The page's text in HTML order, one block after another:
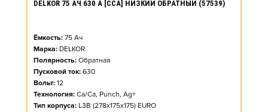
DELKOR 75 АЧ 630 А [CCA] НИЗКИЙ ОБРАТНЫЙ (57539)
Ёмкость: 75 Ач
Марка: DELKOR
Полярность: Обратная
Пусковой ток: 630
Вольт: 12
Технология: Ca/Ca, Punch, Ag+
Тип корпуса: L3B (278x175x175) EURO